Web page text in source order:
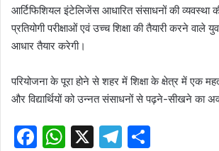
आर्टिफिशियल इंटेलिजेंस आधारित संसाधनों की व्यवस्था
प्रतियोगी परीक्षाओं एवं उच्च शिक्षा की तैयारी करने
आधार तैयार करेगी।
परियोजना के पूरा होने से शहर में शिक्षा के क्षेत्र में एक
और विद्यार्थियों को उन्नत संसाधनों से पढ़ने-सीखने का
F
W X
T